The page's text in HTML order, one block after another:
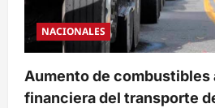
NACIONALES
Aumento de combustibles
financiera del transporte